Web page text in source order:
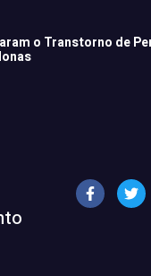
o Transtorno de